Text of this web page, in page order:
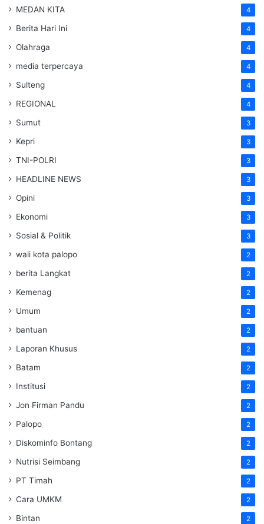
MEDAN KITA 4
Berita Hari Ini 4
Olahraga 4
media terpercaya 4
Sulteng 4
REGIONAL 4
Sumut 3
Kepri 3
TNI-POLRI 3
HEADLINE NEWS 3
Opini 3
Ekonomi 3
Sosial & Politik 3
wali kota palopo 2
berita Langkat 2
Kemenag 2
Umum 2
bantuan 2
Laporan Khusus 2
Batam 2
Institusi 2
Jon Firman Pandu 2
Palopo 2
Diskominfo Bontang 2
Nutrisi Seimbang 2
PT Timah 2
Cara UMKM 2
Bintan 2